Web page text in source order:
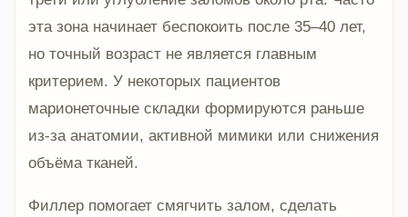
эта зона начинает беспокоить после 35–40 лет,
но точный возраст не является главным
критерием. У некоторых пациентов
марионеточные складки формируются раньше
из-за анатомии, активной мимики или снижения
объёма тканей.
Филлер помогает смягчить залом, сделать